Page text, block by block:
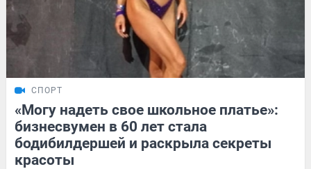
СПОРТ
«Могу надеть свое школьное платье»:
бизнесвумен в 60 лет стала
бодибилдершей и раскрыла секреты
красоты